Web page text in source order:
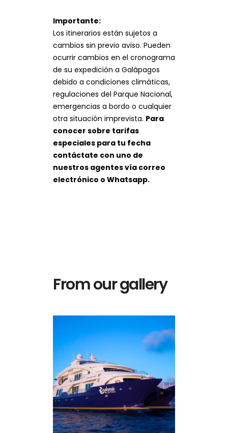
Importante:
Los itinerarios están sujetos a
cambios sin previo aviso. Pueden
ocurrir cambios en el cronograma
de su expedición a Galápagos
debido a condiciones climáticas,
regulaciones del Parque Nacional,
emergencias a bordo o cualquier
otra situación imprevista. Para
conocer sobre tarifas
especiales para tu fecha
contáctate con uno de
nuestros agentes vía correo
electrónico o Whatsapp.
From our gallery